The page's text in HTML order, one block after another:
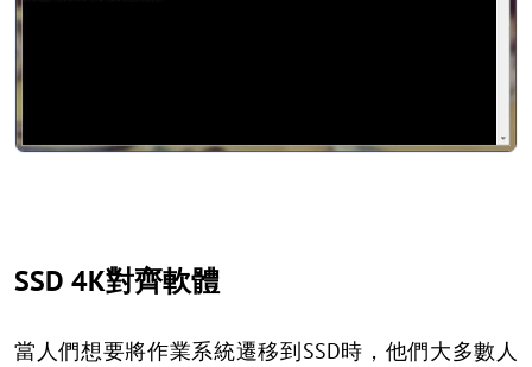
SSD 4K對齊軟體
當人們想要將作業系統遷移到SSD時，他們大多數人